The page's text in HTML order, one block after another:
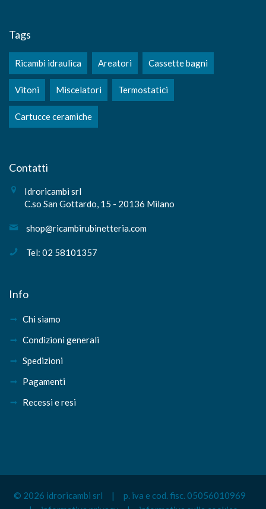
Tags
Ricambi idraulica Areatori Cassette bagni
Vitoni Miscelatori Termostatici
Cartucce ceramiche
Contatti
Idroricambi srl
C.so San Gottardo, 15 - 20136 Milano
shop@ricambirubinetteria.com
Tel: 02 58101357
Info
Chi siamo
Condizioni generali
Spedizioni
Pagamenti
Recessi e resi
© 2026 idroricambi srl | p. iva e cod. fisc. 05056010969